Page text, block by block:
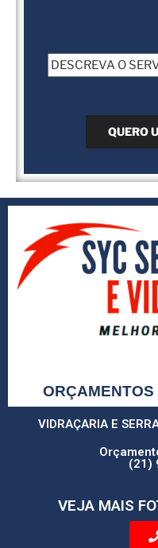
VIDRAÇARIA E
(21)
VEJA MAIS